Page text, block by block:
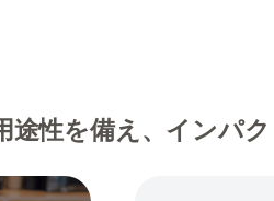
途性を備え、インパ